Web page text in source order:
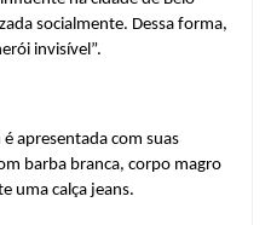
socialmente. Dessa forma,
invisível”.
apresentada com suas
barba branca, corpo magro
uma calça jeans.